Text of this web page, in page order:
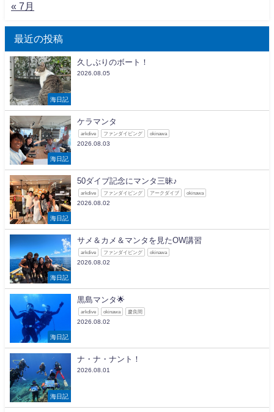
« 7月
最近の投稿
海日記
久しぶりのボート！
2026.08.05
海日記
ケラマンタ
arkdive ファンダイビング okinawa
2026.08.03
海日記
50ダイブ記念にマンタ三昧♪
arkdive ファンダイビング アークダイブ okinawa
2026.08.02
海日記
サメ＆カメ＆マンタを見たOW講習
arkdive ファンダイビング okinawa
2026.08.02
海日記
黒島マンタ🌟
arkdive okinawa 慶良間
2026.08.02
海日記
ナ・ナ・ナント！
2026.08.01